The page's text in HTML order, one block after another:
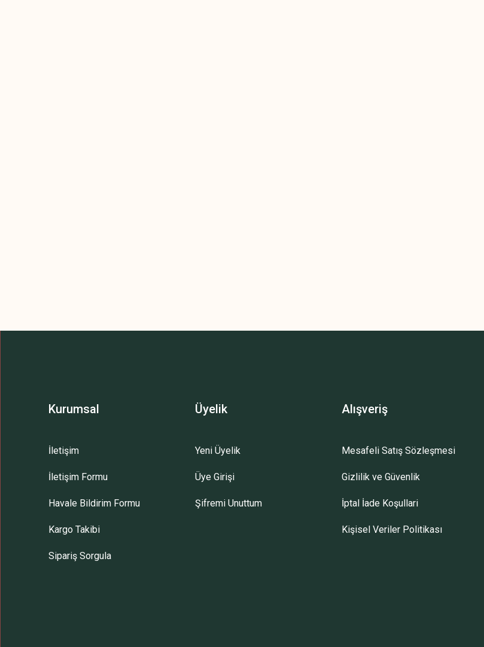
Kurumsal
İletişim
İletişim Formu
Havale Bildirim Formu
Kargo Takibi
Sipariş Sorgula
Üyelik
Yeni Üyelik
Üye Girişi
Şifremi Unuttum
Alışveriş
Mesafeli Satış Sözleşmesi
Gizlilik ve Güvenlik
İptal İade Koşullari
Kişisel Veriler Politikası